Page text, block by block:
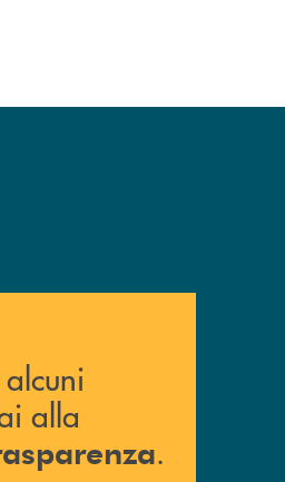
? Vai alla pagina della
alla
.